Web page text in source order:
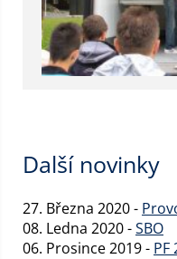
Další novinky
27. Března 2020 -
08. Ledna 2020 -SBO
06. Prosince 2019 - PF